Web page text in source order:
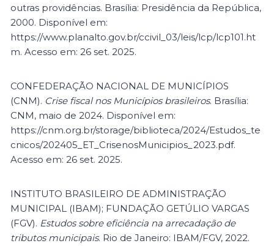
outras providências. Brasília: Presidência da República,
2000. Disponível em:
https://www.planalto.gov.br/ccivil_03/leis/lcp/lcp101.ht
m. Acesso em: 26 set. 2025.
CONFEDERAÇÃO NACIONAL DE MUNICÍPIOS
(CNM). Crise fiscal nos Municípios brasileiros. Brasília:
CNM, maio de 2024. Disponível em:
https://cnm.org.br/storage/biblioteca/2024/Estudos_te
cnicos/202405_ET_CrisenosMunicipios_2023.pdf.
Acesso em: 26 set. 2025.
INSTITUTO BRASILEIRO DE ADMINISTRAÇÃO
MUNICIPAL (IBAM); FUNDAÇÃO GETÚLIO VARGAS
(FGV). Estudos sobre eficiência na arrecadação de
tributos municipais. Rio de Janeiro: IBAM/FGV, 2022.